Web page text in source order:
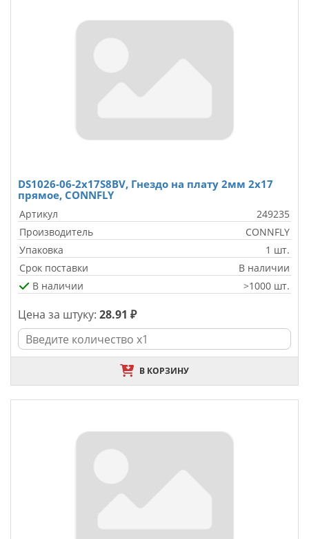
DS1026-06-2x17S8BV, Гнездо на плату 2мм 2х17
прямое, CONNFLY
Артикул
249235
Производитель
CONNFLY
Упаковка
1 шт.
Срок поставки
В наличии
В наличии
>1000 шт.
Цена за штуку: 28.91 ₽
В КОРЗИНУ